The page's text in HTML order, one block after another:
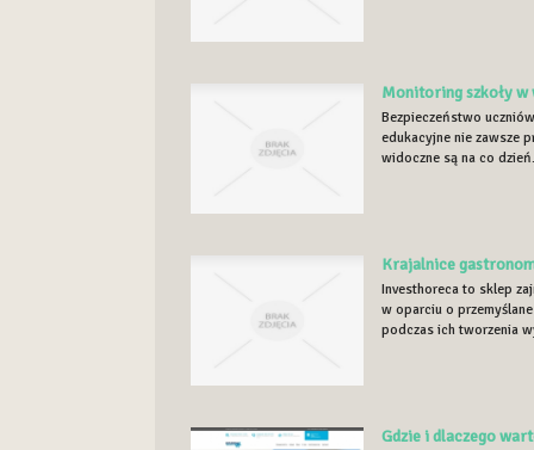
Monitoring szkoły w
Bezpieczeństwo
edukacyjne nie zawsze
widoczne są na co
Krajalnice
Investhoreca to sklep
w oparciu o
podczas ich tworzenia
Gdzie i dlaczego